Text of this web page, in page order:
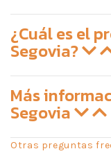
¿Cuál es el
Segovia?
Más
Segovia
Otras preguntas